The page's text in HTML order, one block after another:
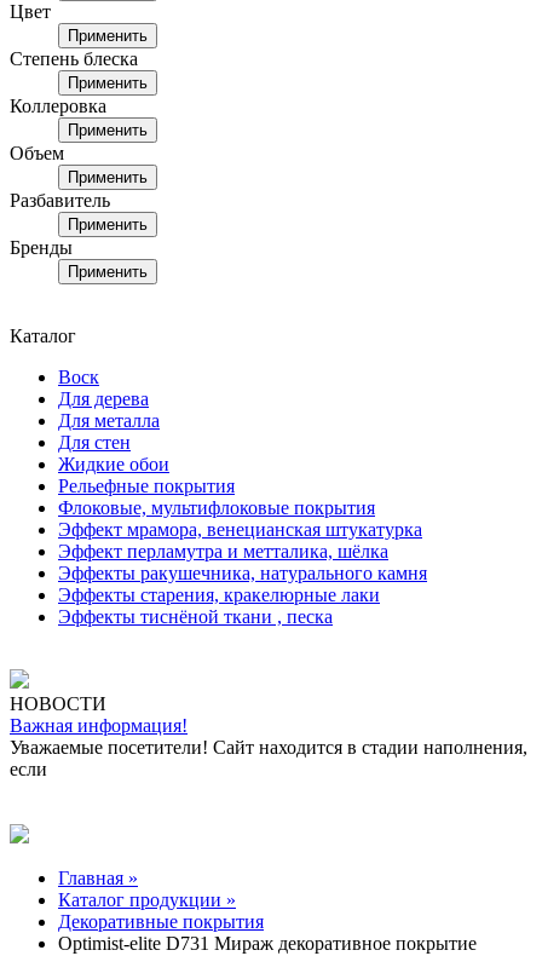
Цвет
Применить
Степень блеска
Применить
Коллеровка
Применить
Объем
Применить
Разбавитель
Применить
Бренды
Применить
Каталог
Воск
Для дерева
Для металла
Для стен
Жидкие обои
Рельефные покрытия
Флоковые, мультифлоковые покрытия
Эффект мрамора, венецианская штукатурка
Эффект перламутра и метталика, шёлка
Эффекты ракушечника, натурального камня
Эффекты старения, кракелюрные лаки
Эффекты тиснёной ткани , песка
НОВОСТИ
Важная информация!
Уважаемые посетители! Сайт находится в стадии наполнения,
если
Главная »
Каталог продукции »
Декоративные покрытия
Optimist-elite D731 Мираж декоративное покрытие